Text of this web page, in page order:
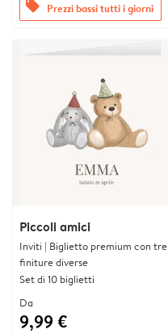
offers Prezzi bassi tutti i giorni
Piccoli amici
Inviti | Biglietto premium con tre
finiture diverse
Set di 10 biglietti
Da
9,99 €